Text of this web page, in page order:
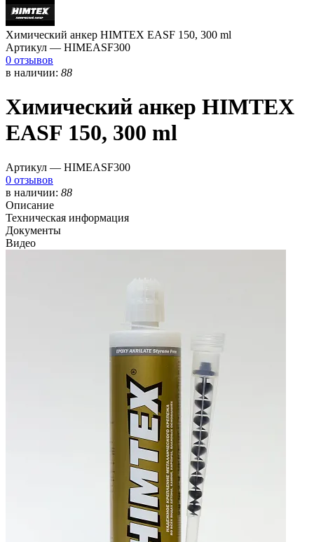
Химический анкер HIMTEX EASF 150, 300 ml
Артикул — HIMEASF300
0 отзывов
в наличии: 88
Химический анкер HIMTEX
EASF 150, 300 ml
Артикул — HIMEASF300
0 отзывов
в наличии: 88
Описание
Техническая информация
Документы
Видео